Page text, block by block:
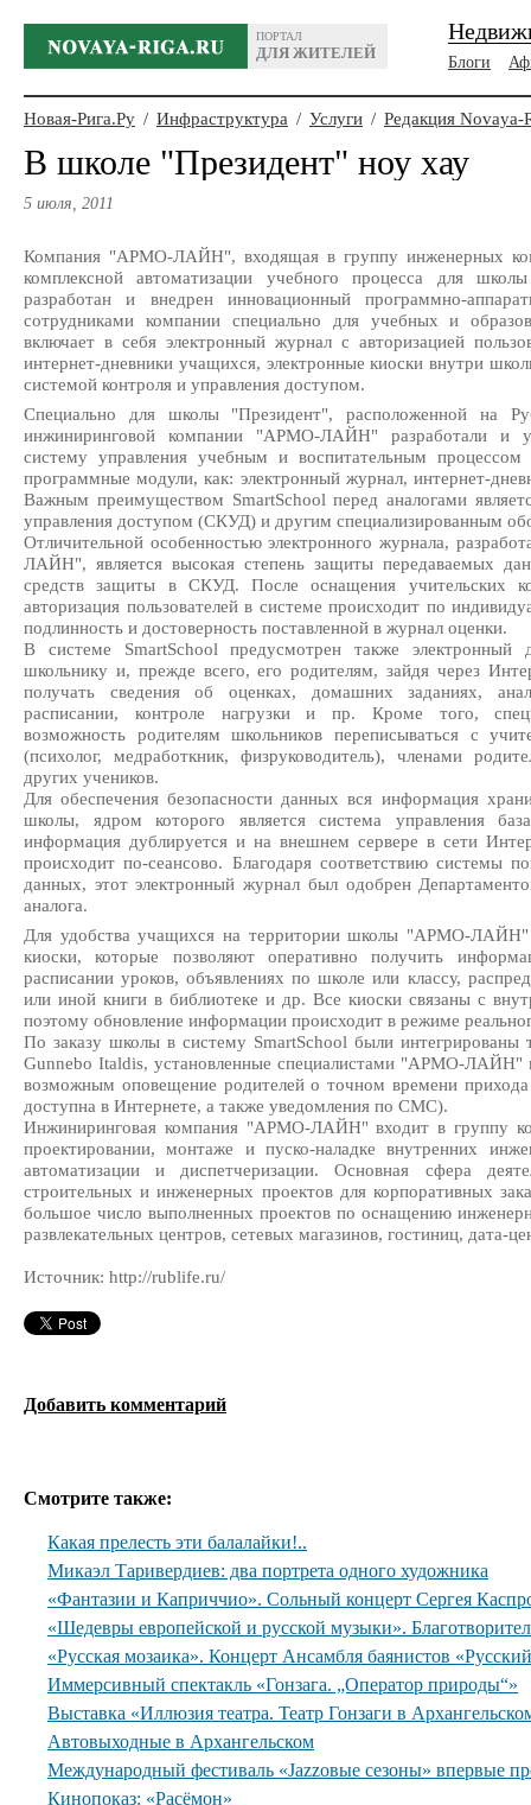
ПОРТАЛ
ДЛЯ ЖИТЕЛЕЙ
Блоги
Новая-Рига.Ру / Инфраструктура / Услуги / Редакция Novaya-
В школе "Президент" ноу хау
5 июля, 2011
Компания "АРМО-ЛАЙН", входящая в группу инженерных
комплексной автоматизации учебного процесса для
разработан и внедрен инновационный программно-
сотрудниками компании специально для учебных и
включает в себя электронный журнал с авторизацией
интернет-дневники учащихся, электронные киоски внутри
системой контроля и управления доступом.
Специально для школы "Президент", расположенной на
инжиниринговой компании "АРМО-ЛАЙН" разработали и
систему управления учебным и воспитательным
программные модули, как: электронный журнал, интернет-
Важным преимуществом SmartSchool перед аналогами
управления доступом (СКУД) и другим специализированным
Отличительной особенностью электронного журнала,
ЛАЙН", является высокая степень защиты передаваемых
средств защиты в СКУД. После оснащения учительских
авторизация пользователей в системе происходит по
подлинность и достоверность поставленной в журнал оценки.
В системе SmartSchool предусмотрен также электронный
школьнику и, прежде всего, его родителям, зайдя через
получать сведения об оценках, домашних заданиях,
расписании, контроле нагрузки и пр. Кроме того,
возможность родителям школьников переписываться с
(психолог, медработкник, физруководитель), членами
других учеников.
Для обеспечения безопасности данных вся информация
школы, ядром которого является система управления
информация дублируется и на внешнем сервере в сети
происходит по-сеансово. Благодаря соответствию системы
данных, этот электронный журнал был одобрен
аналога.
Для удобства учащихся на территории школы "АРМО-ЛАЙН"
киоски, которые позволяют оперативно получить
расписании уроков, объявлениях по школе или классу,
или иной книги в библиотеке и др. Все киоски связаны с
поэтому обновление информации происходит в режиме
По заказу школы в систему SmartSchool были интегрированы
Gunnebo Italdis, установленные специалистами "АРМО-ЛАЙН"
возможным оповещение родителей о точном времени
доступна в Интернете, а также уведомления по СМС).
Инжиниринговая компания "АРМО-ЛАЙН" входит в группу
проектировании, монтаже и пуско-наладке внутренних
автоматизации и диспетчеризации. Основная сфера
строительных и инженерных проектов для корпоративных
большое число выполненных проектов по оснащению
развлекательных центров, сетевых магазинов, гостиниц, дата-
Источник: http://rublife.ru/
Добавить комментарий
Смотрите также:
Какая прелесть эти балалайки!..
Микаэл Таривердиев: два портрета одного художника
«Фантазии и Каприччио». Сольный концерт Сергея
«Шедевры европейской и русской музыки».
«Русская мозаика». Концерт Ансамбля баянистов
Иммерсивный спектакль «Гонзага. „Оператор природы“»
Выставка «Иллюзия театра. Театр Гонзаги в
Автовыходные в Архангельском
Международный фестиваль «Jazzовые сезоны» впервые
Кинопоказ: «Расёмон»